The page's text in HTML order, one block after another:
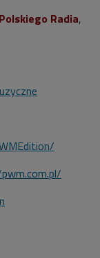
Radia,